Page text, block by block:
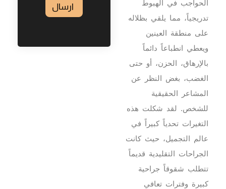
الحواجب في الهبوط
تدريجياً، مما يلقي بظلاله
على منطقة العينين
ويعطي انطباعاً دائماً
بالإرهاق، الحزن، أو حتى
الغضب، بغض النظر عن
المشاعر الحقيقية
للشخص. لقد شكلت هذه
التغيرات تحدياً كبيراً في
عالم التجميل، حيث كانت
الجراحات التقليدية قديماً
تتطلب شقوقاً جراحية
كبيرة وفترات تعافي
ارسال